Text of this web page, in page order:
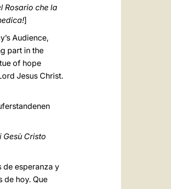
Rosario che la
]
Audience,
part in the
of hope
Jesus Christ.
Cristo
de esperanza y
de hoy. Que